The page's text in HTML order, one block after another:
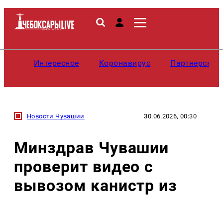
Интересное Коронавирус
Новости Чувашии 30.06.2026, 00:30
Минздрав Чувашии
проверит видео с
вывозом канистр из